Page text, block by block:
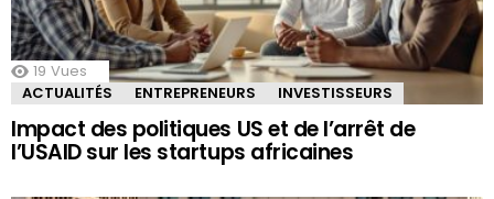
19 Vues
ACTUALITÉS
ENTREPRENEURS INVESTISSEURS
Impact des politiques US et de l’arrêt de
l’USAID sur les startups africaines